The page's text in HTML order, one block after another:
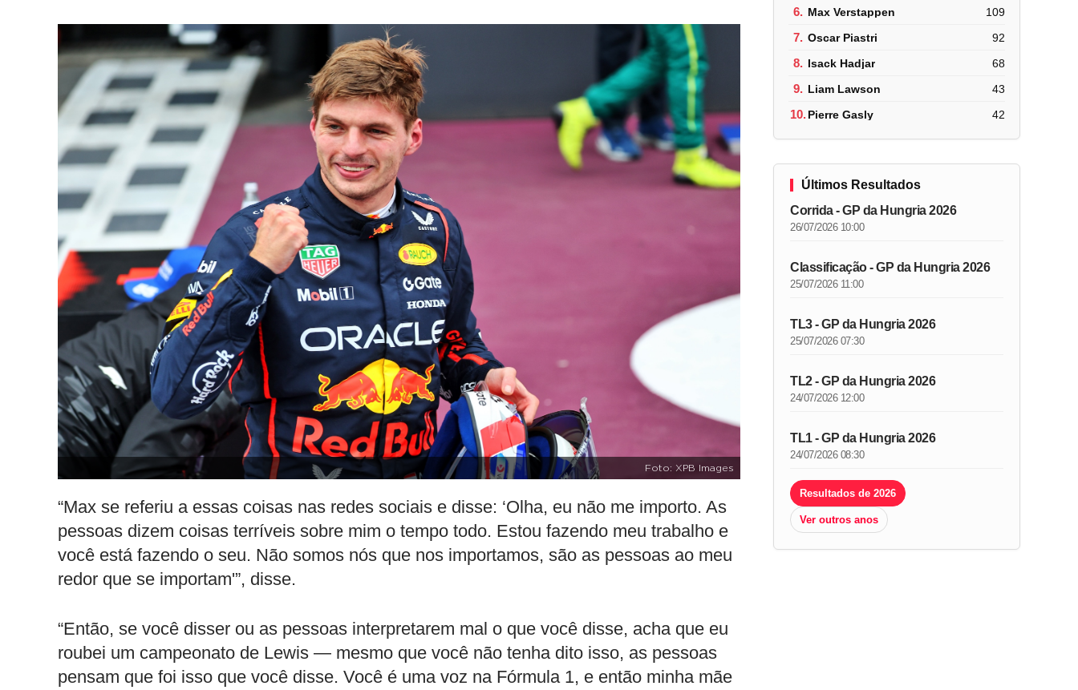
Foto: XPB Images
“Max se referiu a essas coisas nas redes sociais e disse: ‘Olha, eu não me importo. As
pessoas dizem coisas terríveis sobre mim o tempo todo. Estou fazendo meu trabalho e
você está fazendo o seu. Não somos nós que nos importamos, são as pessoas ao meu
redor que se importam'”, disse.
“Então, se você disser ou as pessoas interpretarem mal o que você disse, acha que eu
roubei um campeonato de Lewis — mesmo que você não tenha dito isso, as pessoas
pensam que foi isso que você disse. Você é uma voz na Fórmula 1, e então minha mãe
6. Max Verstappen 109
7. Oscar Piastri 92
8. Isack Hadjar 68
9. Liam Lawson 43
10.Pierre Gasly 42
Últimos Resultados
Corrida - GP da Hungria 2026
26/07/2026 10:00
Classificação - GP da Hungria 2026
25/07/2026 11:00
TL3 - GP da Hungria 2026
25/07/2026 07:30
TL2 - GP da Hungria 2026
24/07/2026 12:00
TL1 - GP da Hungria 2026
24/07/2026 08:30
Resultados de 2026
Ver outros anos